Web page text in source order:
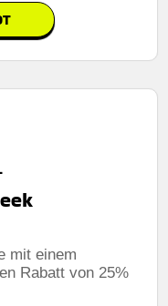
mit einem
Rabatt von 25%